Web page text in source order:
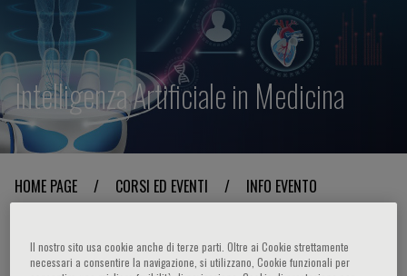
Intelligenza Artificiale in Medicina
HOME PAGE / CORSI ED EVENTI / INFO EVENTO
Informazioni sull'evento
Il nostro sito usa cookie anche di terze parti. Oltre ai Cookie strettamente
necessari a consentire la navigazione, si utilizzano, Cookie funzionali per